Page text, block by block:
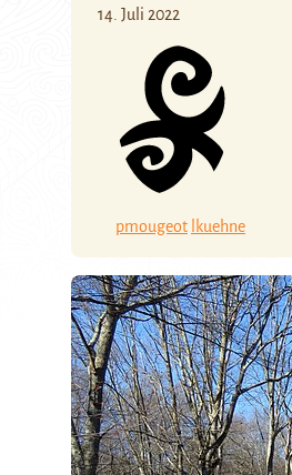
14. Juli 2022
pmougeot lkuehne